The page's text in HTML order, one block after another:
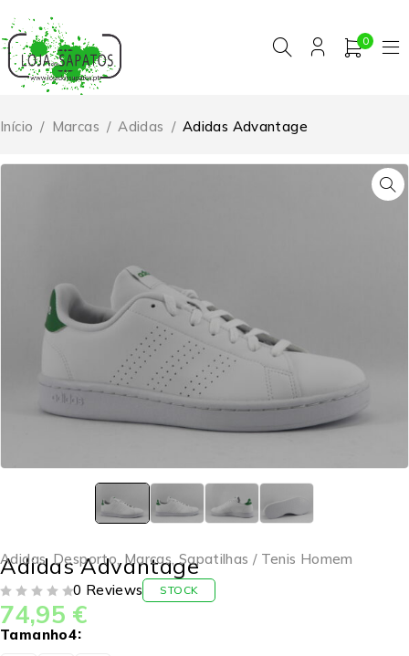
0
Início / Marcas / Adidas / Adidas Advantage
Adidas,Desporto,Marcas,Sapatilhas / Tenis Homem
Adidas Advantage
0 Reviews STOCK
74,95 €
Tamanho4